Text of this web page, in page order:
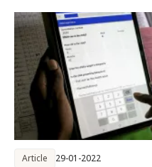
Article 29-01-2022